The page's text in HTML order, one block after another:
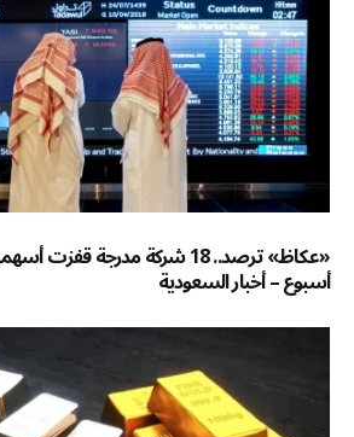
أسبوع – أخبار السعودية